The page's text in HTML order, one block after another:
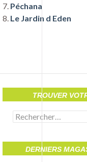
Péchana
Le Jardin d Eden
TROUVER
Rechercher :
DERNIERS